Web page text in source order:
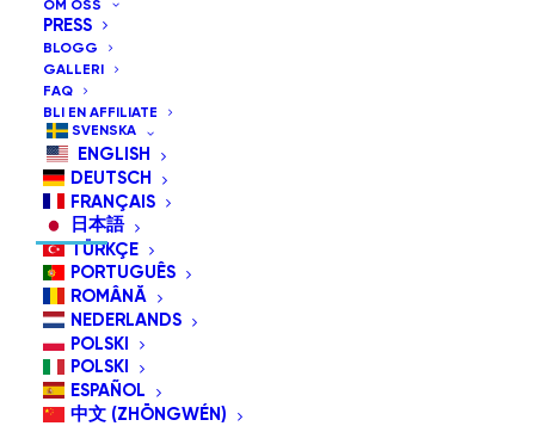
OM OSS
PRESS
BLOGG
GALLERI
FAQ
BLI EN AFFILIATE
SVENSKA
ENGLISH
DEUTSCH
FRANÇAIS
日本語
TÜRKÇE
PORTUGUÊS
ROMÂNĂ
NEDERLANDS
POLSKI
POLSKI
ESPAÑOL
中文 (ZHŌNGWÉN)
Observera:
oss på
PRENUMERERA OSS/FÖLJ OSS
E-Postadress: